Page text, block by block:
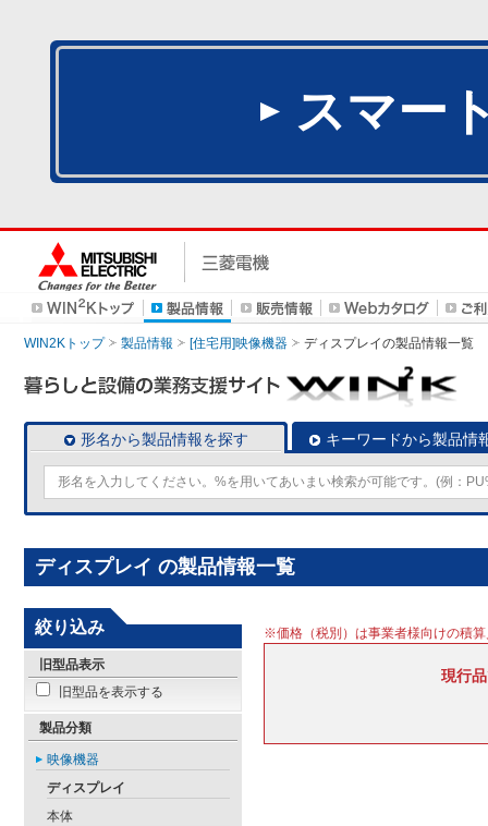
スマー
WIN2Kトップ 製品情報 [住宅用]映像機器 ディスプレイの製品情報一覧
形名から製品情報を探す キーワードから製品情
ディスプレイ の製品情報一覧
※価格（税別）は事業者様向けの積
現行
絞り込み
旧型品表示
旧型品を表示する
製品分類
映像機器
ディスプレイ
本体